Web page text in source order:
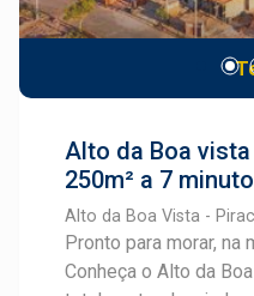
local em
infraestrutura e
o Recanto Campestre
Alto da Boa
250m² a 7
Alto da
Pronto para morar, na
Conheça o Alto da